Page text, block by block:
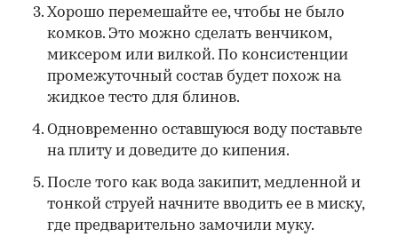
Хорошо перемешайте ее, чтобы не было
комков. Это можно сделать венчиком,
миксером или вилкой. По консистенции
промежуточный состав будет похож на
жидкое тесто для блинов.
Одновременно оставшуюся воду поставьте
на плиту и доведите до кипения.
После того как вода закипит, медленной и
тонкой струей начните вводить ее в миску,
где предварительно замочили муку.